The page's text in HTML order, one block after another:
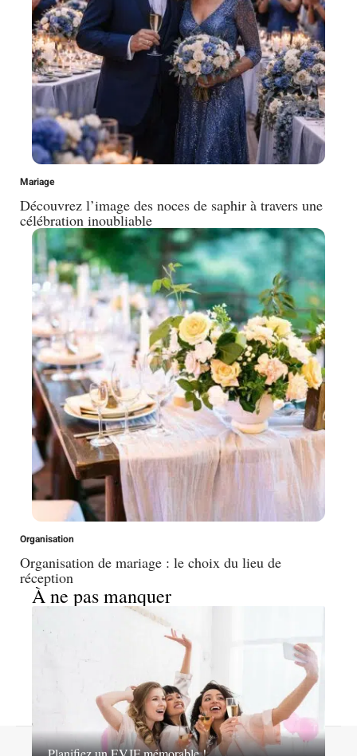
Mariage
Découvrez l’image des noces de saphir à travers une
célébration inoubliable
Organisation
Organisation de mariage : le choix du lieu de
réception
À ne pas manquer
A propos Contact Proposer un article Mentions légales